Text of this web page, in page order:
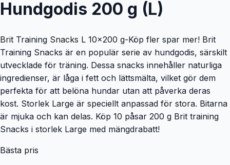
Hundgodis 200 g (L)
Brit Training Snacks L 10x200 g-Köp fler spar mer! Brit
Training Snacks är en populär serie av hundgodis, särskilt
utvecklade för träning. Dessa snacks innehåller naturliga
ingredienser, är låga i fett och lättsmälta, vilket gör dem
perfekta för att belöna hundar utan att påverka deras
kost. Storlek Large är speciellt anpassad för stora. Bitarna
är mjuka och kan delas. Köp 10 påsar 200 g Brit training
Snacks i storlek Large med mängdrabatt!
Bästa pris